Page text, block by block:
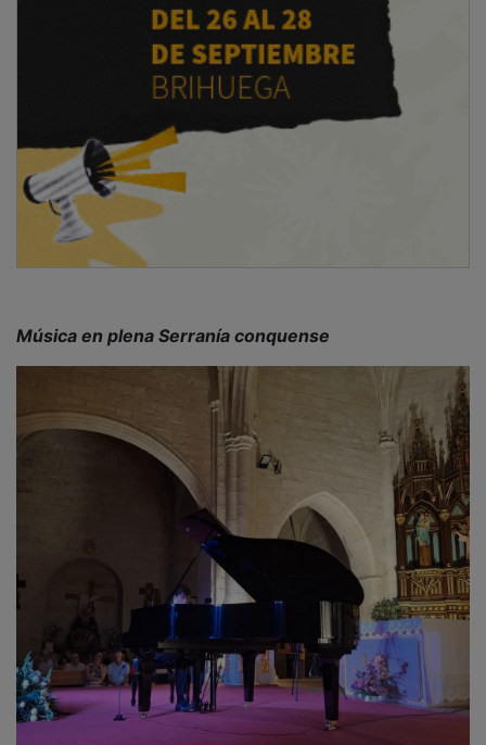
El Festival Gigante celebrará este año su undécima
edición durante tres días, del 28 al 30 de agosto. Esta
cita musical, ya consolidada como una de las más
los gustos musicales. Para este año, los asistentes
Diao, La La Love You, Alizzz, Funambulista,
Despistaos, Travis Birds, Carlos Ares, Alice Wonder, La
Habitación Roja, Embusteros, Shego, Mafalda
Cardenal, Ángela González, Barry B, Nat Simons,
Colectivo Da Silva, Exsonvaldes, We Are Not Dj’s,
Coolnenas, Sanguijuelas del Guadiana o SuperFrame,
PUBLICIDAD